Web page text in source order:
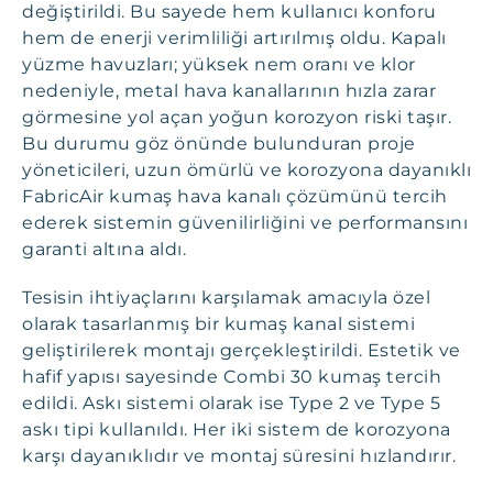
değiştirildi. Bu sayede hem kullanıcı konforu
hem de enerji verimliliği artırılmış oldu. Kapalı
yüzme havuzları; yüksek nem oranı ve klor
nedeniyle, metal hava kanallarının hızla zarar
görmesine yol açan yoğun korozyon riski taşır.
Bu durumu göz önünde bulunduran proje
yöneticileri, uzun ömürlü ve korozyona dayanıklı
FabricAir kumaş hava kanalı çözümünü tercih
ederek sistemin güvenilirliğini ve performansını
garanti altına aldı.
Tesisin ihtiyaçlarını karşılamak amacıyla özel
olarak tasarlanmış bir kumaş kanal sistemi
geliştirilerek montajı gerçekleştirildi. Estetik ve
hafif yapısı sayesinde Combi 30 kumaş tercih
edildi. Askı sistemi olarak ise Type 2 ve Type 5
askı tipi kullanıldı. Her iki sistem de korozyona
karşı dayanıklıdır ve montaj süresini hızlandırır.